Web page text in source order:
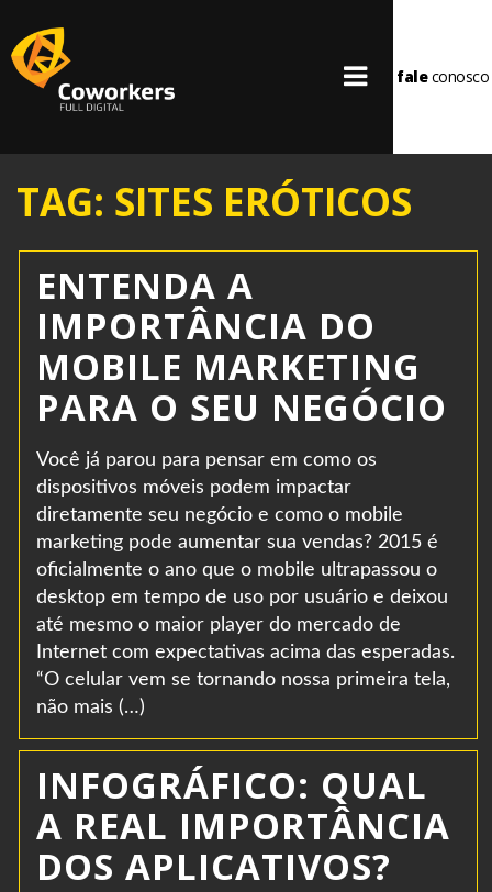
faleconosco
TAG: SITES ERÓTICOS
ENTENDA A
IMPORTÂNCIA DO
MOBILE MARKETING
PARA O SEU NEGÓCIO
Você já parou para pensar em como os
dispositivos móveis podem impactar
diretamente seu negócio e como o mobile
marketing pode aumentar sua vendas? 2015 é
oficialmente o ano que o mobile ultrapassou o
desktop em tempo de uso por usuário e deixou
até mesmo o maior player do mercado de
Internet com expectativas acima das esperadas.
“O celular vem se tornando nossa primeira tela,
não mais (…)
INFOGRÁFICO: QUAL
A REAL IMPORTÂNCIA
DOS APLICATIVOS?